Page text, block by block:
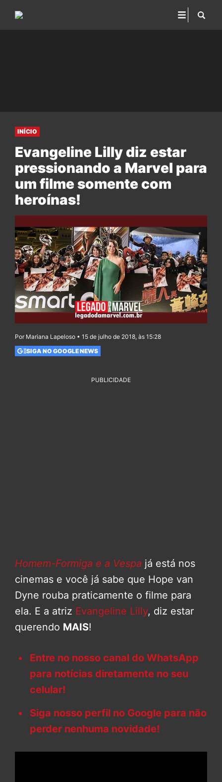
INÍCIO
Evangeline Lilly diz estar
pressionando a Marvel para
um filme somente com
heroínas!
Por Mariana Lapeloso • 15 de julho de 2018, às 15:28
SIGA NO GOOGLE NEWS
PUBLICIDADE
Homem-Formiga e a Vespa já está nos
cinemas e você já sabe que Hope van
Dyne rouba praticamente o filme para
ela. E a atriz Evangeline Lilly, diz estar
querendo MAIS!
Entre no nosso canal do WhatsApp
para notícias diretamente no seu
celular!
Siga nosso perfil no Google para não
perder nenhuma novidade!